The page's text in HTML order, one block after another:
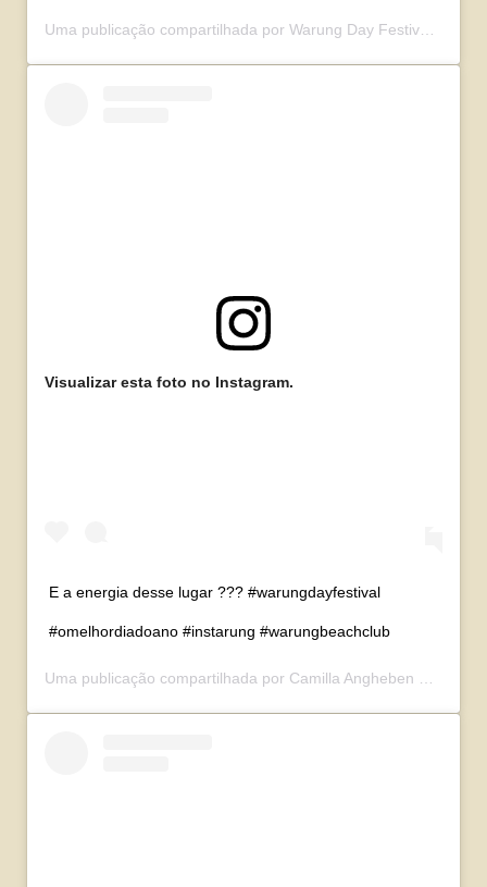
Uma publicação compartilhada por Warung Day Festival
Visualizar esta foto no Instagram.
E a energia desse lugar ??? #warungdayfestival
#omelhordiadoano #instarung #warungbeachclub
Uma publicação compartilhada por Camilla Angheben ✨